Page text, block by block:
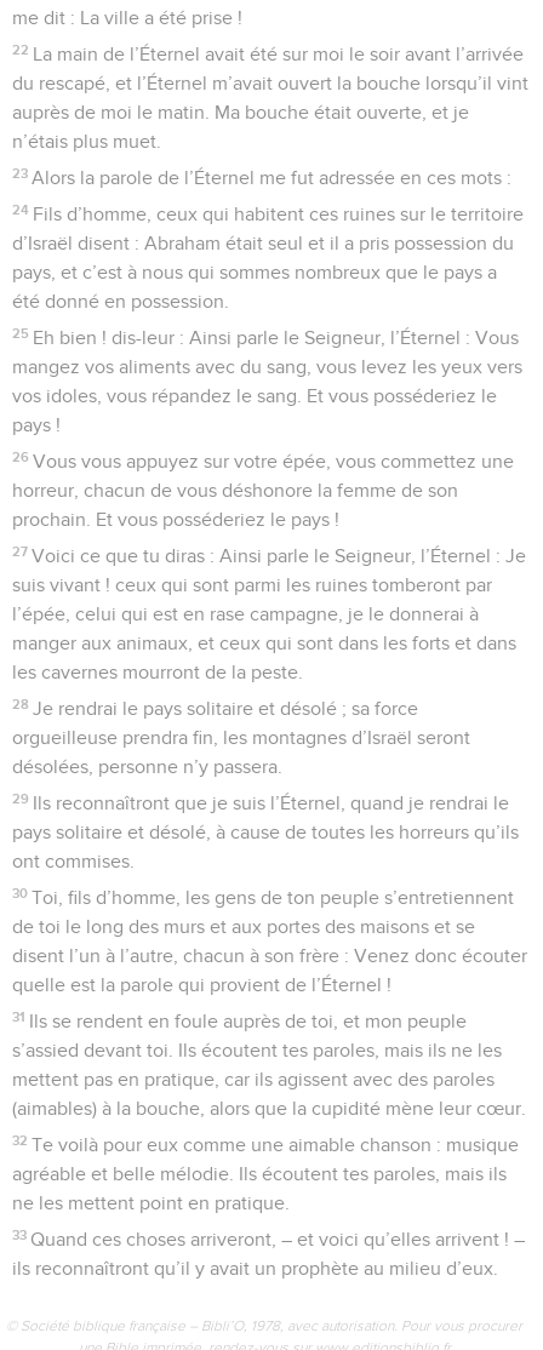
me dit : La ville a été prise !
22 La main de l’Éternel avait été sur moi le soir avant l’arrivée
du rescapé, et l’Éternel m’avait ouvert la bouche lorsqu’il vint
auprès de moi le matin. Ma bouche était ouverte, et je
n’étais plus muet.
23 Alors la parole de l’Éternel me fut adressée en ces mots :
24 Fils d’homme, ceux qui habitent ces ruines sur le territoire
d’Israël disent : Abraham était seul et il a pris possession du
pays, et c’est à nous qui sommes nombreux que le pays a
été donné en possession.
25 Eh bien ! dis-leur : Ainsi parle le Seigneur, l’Éternel : Vous
mangez vos aliments avec du sang, vous levez les yeux vers
vos idoles, vous répandez le sang. Et vous posséderiez le
pays !
26 Vous vous appuyez sur votre épée, vous commettez une
horreur, chacun de vous déshonore la femme de son
prochain. Et vous posséderiez le pays !
27 Voici ce que tu diras : Ainsi parle le Seigneur, l’Éternel : Je
suis vivant ! ceux qui sont parmi les ruines tomberont par
l’épée, celui qui est en rase campagne, je le donnerai à
manger aux animaux, et ceux qui sont dans les forts et dans
les cavernes mourront de la peste.
28 Je rendrai le pays solitaire et désolé ; sa force
orgueilleuse prendra fin, les montagnes d’Israël seront
désolées, personne n’y passera.
29 Ils reconnaîtront que je suis l’Éternel, quand je rendrai le
pays solitaire et désolé, à cause de toutes les horreurs qu’ils
ont commises.
30 Toi, fils d’homme, les gens de ton peuple s’entretiennent
de toi le long des murs et aux portes des maisons et se
disent l’un à l’autre, chacun à son frère : Venez donc écouter
quelle est la parole qui provient de l’Éternel !
31 Ils se rendent en foule auprès de toi, et mon peuple
s’assied devant toi. Ils écoutent tes paroles, mais ils ne les
mettent pas en pratique, car ils agissent avec des paroles
(aimables) à la bouche, alors que la cupidité mène leur cœur.
32 Te voilà pour eux comme une aimable chanson : musique
agréable et belle mélodie. Ils écoutent tes paroles, mais ils
ne les mettent point en pratique.
33 Quand ces choses arriveront, – et voici qu’elles arrivent ! –
ils reconnaîtront qu’il y avait un prophète au milieu d’eux.
© Société biblique française – Bibli’O, 1978, avec autorisation. Pour vous procurer